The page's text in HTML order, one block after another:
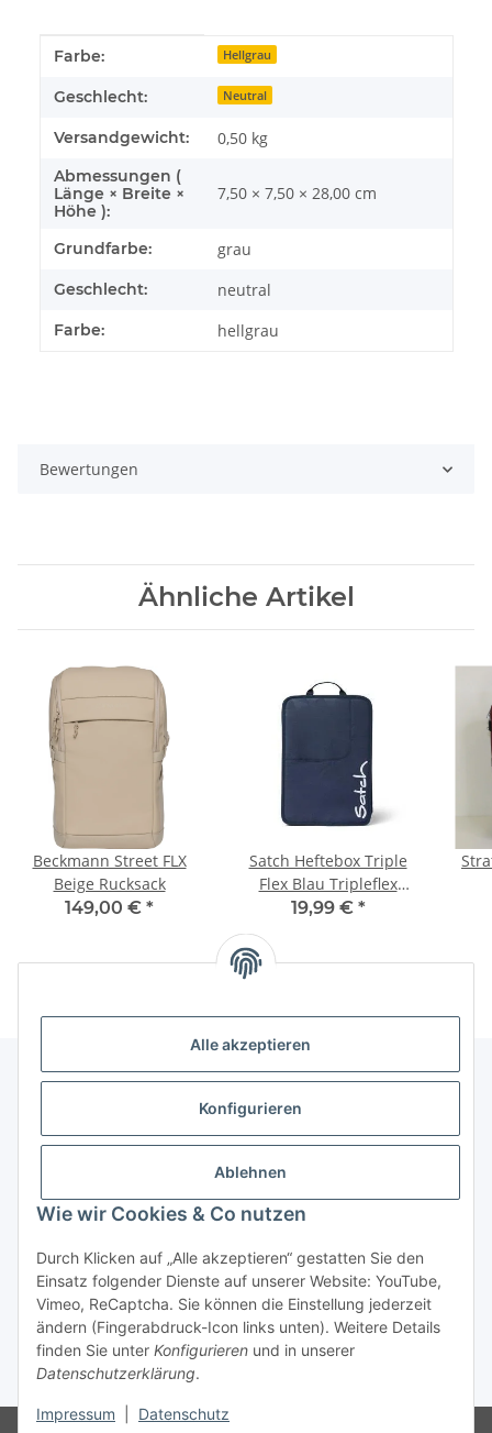
Alle akzeptieren
Konfigurieren
Ablehnen
Wie wir Cookies & Co nutzen
Durch Klicken auf „Alle akzeptieren“ gestatten Sie den
Einsatz folgender Dienste auf unserer Website: YouTube,
Vimeo, ReCaptcha. Sie können die Einstellung jederzeit
ändern (Fingerabdruck-Icon links unten). Weitere Details
finden Sie unter Konfigurieren und in unserer
Datenschutzerklärung.
Impressum Datenschutz
Produkteigenschaft
Wert
Farbe: Hellgrau
Geschlecht: Neutral
Versandgewicht: 0,50 kg
Abmessungen (
Länge × Breite ×
Höhe ):
7,50 × 7,50 × 28,00 cm
Grundfarbe: grau
Geschlecht: neutral
Farbe: hellgrau
Bewertungen
Ähnliche Artikel
Beckmann Street FLX
Beige Rucksack
149,00 € *
Satch Heftebox Triple
Flex Blau Tripleflex
Heftebox
19,99 € *
Gesetzliche Informationen
Vertrag widerrufen
* Alle Preise inkl. gesetzlicher USt., zzgl.